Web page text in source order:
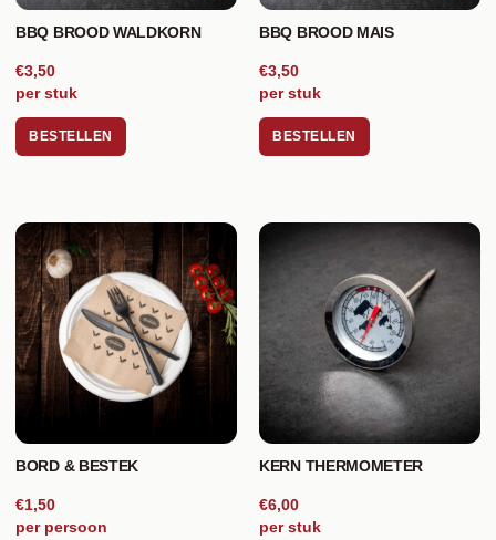
BBQ BROOD WALDKORN
€3,50
per stuk
BESTELLEN
BBQ BROOD MAIS
€3,50
per stuk
BESTELLEN
BORD & BESTEK
€1,50
per persoon
KERN THERMOMETER
€6,00
per stuk